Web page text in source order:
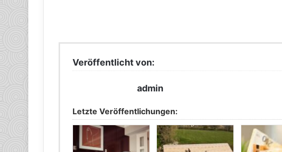
Veröffentlicht von:
admin
Letzte Veröffentlichungen: